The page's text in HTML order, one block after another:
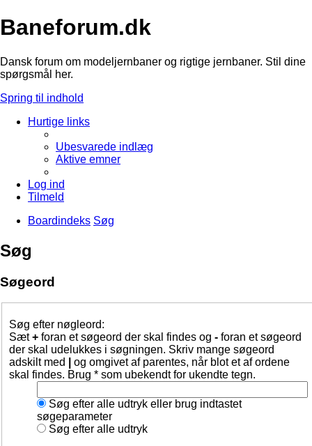
Baneforum.dk
Dansk forum om modeljernbaner og rigtige jernbaner. Stil dine
spørgsmål her.
Spring til indhold
Hurtige links
Ubesvarede indlæg
Aktive emner
Log ind
Tilmeld
Boardindeks Søg
Søg
Søgeord
Søg efter nøgleord:
Sæt+ foran et søgeord der skal findes og - foran et søgeord
der skal udelukkes i søgningen. Skriv mange søgeord
adskilt med
og omgivet af parentes, når blot et af ordene
skal findes. Brug * som ubekendt for ukendte tegn.
Søg efter alle udtryk eller brug indtastet
søgeparameter
Søg efter alle udtryk